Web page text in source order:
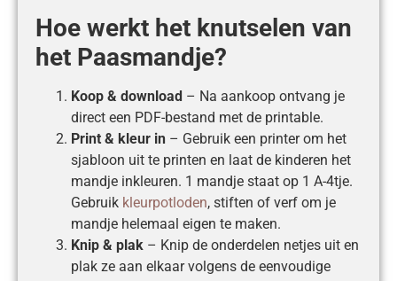
Hoe werkt het knutselen van
het Paasmandje?
Koop & download – Na aankoop ontvang je
direct een PDF-bestand met de printable.
Print & kleur in – Gebruik een printer om het
sjabloon uit te printen en laat de kinderen het
mandje inkleuren. 1 mandje staat op 1 A-4tje.
Gebruik kleurpotloden, stiften of verf om je
mandje helemaal eigen te maken.
Knip & plak – Knip de onderdelen netjes uit en
plak ze aan elkaar volgens de eenvoudige